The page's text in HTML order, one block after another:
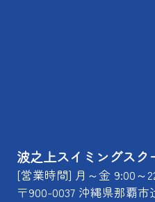
波之上スイミングスク
[営業時間] 月～金 9:00～
〒900-0037 沖縄県那覇市